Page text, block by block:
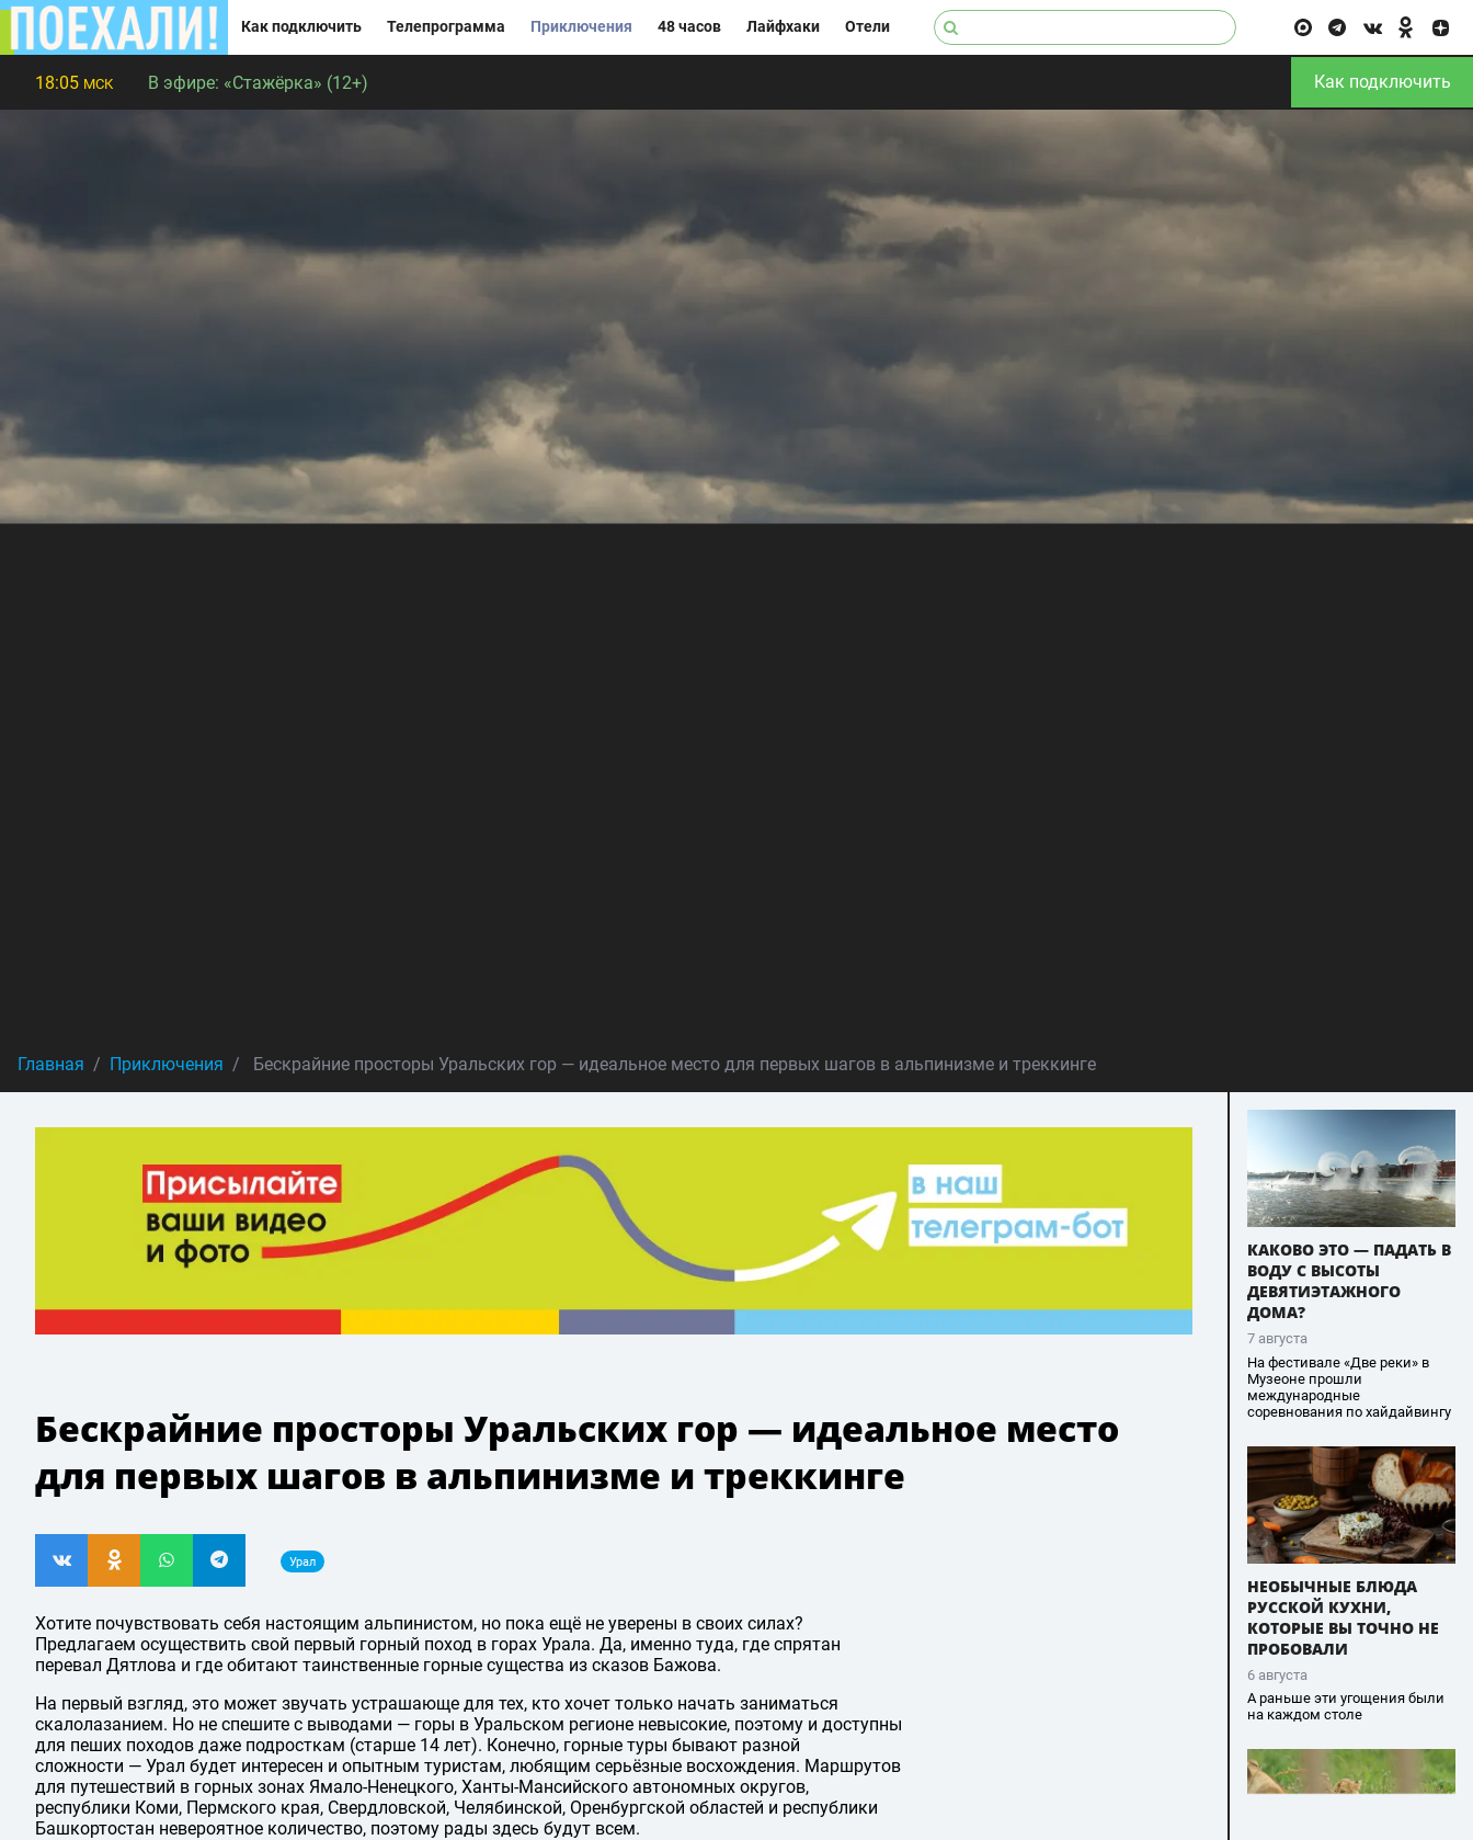
Как подключить Телепрограмма Приключения 48 часов Лайфхаки Отели
18:05 МСК В эфире: «Стажёрка» (12+) Как подключить
Главная Приключения Бескрайние просторы Уральских гор — идеальное место для первых шагов в альпинизме и треккинге
Бескрайние просторы Уральских гор — идеальное место
для первых шагов в альпинизме и треккинге
Урал
Хотите почувствовать себя настоящим альпинистом, но пока ещё не уверены в своих силах?
Предлагаем осуществить свой первый горный поход в горах Урала. Да, именно туда, где спрятан
перевал Дятлова и где обитают таинственные горные существа из сказов Бажова.
На первый взгляд, это может звучать устрашающе для тех, кто хочет только начать заниматься
скалолазанием. Но не спешите с выводами — горы в Уральском регионе невысокие, поэтому и доступны
для пеших походов даже подросткам (старше 14 лет). Конечно, горные туры бывают разной
сложности — Урал будет интересен и опытным туристам, любящим серьёзные восхождения. Маршрутов
для путешествий в горных зонах Ямало-Ненецкого, Ханты-Мансийского автономных округов,
республики Коми, Пермского края, Свердловской, Челябинской, Оренбургской областей и республики
Башкортостан невероятное количество, поэтому рады здесь будут всем.
КАКОВО ЭТО — ПАДАТЬ В
ВОДУ С ВЫСОТЫ
ДЕВЯТИЭТАЖНОГО
ДОМА?
7 августа
На фестивале «Две реки» в
Музеоне прошли
международные
соревнования по хайдайвингу
НЕОБЫЧНЫЕ БЛЮДА
РУССКОЙ КУХНИ,
КОТОРЫЕ ВЫ ТОЧНО НЕ
ПРОБОВАЛИ
6 августа
А раньше эти угощения были
на каждом столе